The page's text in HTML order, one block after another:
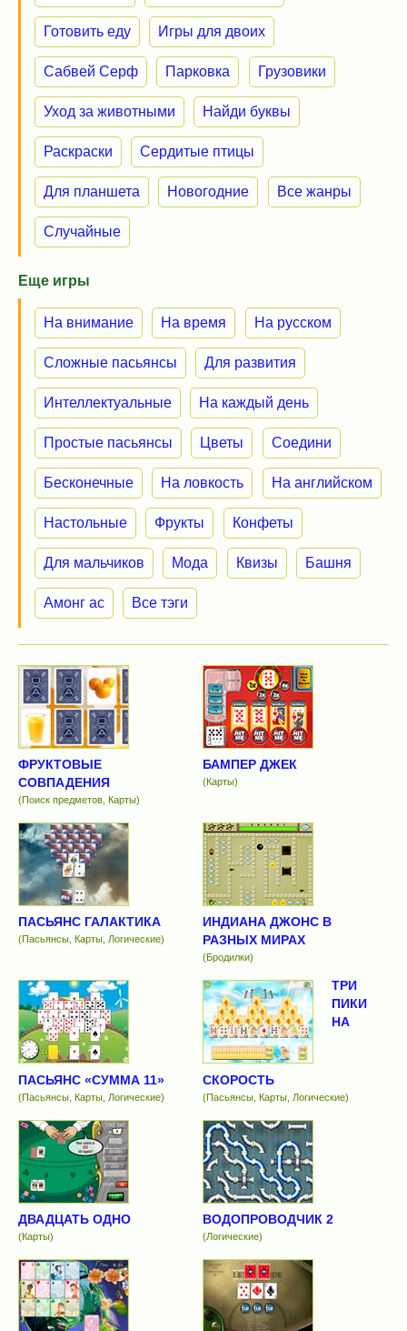
Готовить еду Игры для двоих
Сабвей Серф Парковка Грузовики
Уход за животными Найди буквы
Раскраски Сердитые птицы
Для планшета Новогодние Все жанры
Случайные
Еще игры
На внимание На время На русском
Сложные пасьянсы Для развития
Интеллектуальные На каждый день
Простые пасьянсы Цветы Соедини
Бесконечные На ловкость На английском
Настольные Фрукты Конфеты
Для мальчиков Мода Квизы Башня
Амонг ас Все тэги
ФРУКТОВЫЕ
СОВПАДЕНИЯ
(Поиск предметов, Карты)
БАМПЕР ДЖЕК
(Карты)
ПАСЬЯНС ГАЛАКТИКА
(Пасьянсы, Карты, Логические)
ИНДИАНА ДЖОНС В
РАЗНЫХ МИРАХ
(Бродилки)
ПАСЬЯНС «СУММА 11»
(Пасьянсы, Карты, Логические)
ТРИ
ПИКИ
НА
СКОРОСТЬ
(Пасьянсы, Карты, Логические)
ДВАДЦАТЬ ОДНО
(Карты)
ВОДОПРОВОДЧИК 2
(Логические)